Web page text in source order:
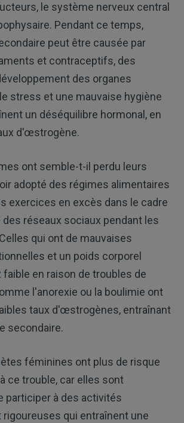
le système nerveux central
Pendant ce temps,
peut être causée par
et contraceptifs, des
des organes
stress et une mauvaise hygiène
un déséquilibre hormonal, en
d'œstrogène.
ont semble-t-il perdu leurs
adopté des régimes alimentaires
exercices en excès dans le cadre
réseaux sociaux pendant les
qui ont de mauvaises
et un poids corporel
en raison de troubles de
l'anorexie ou la boulimie ont
taux d'œstrogènes, entraînant
secondaire.
féminines ont plus de risque
ce trouble, car elles sont
participer à des activités
qui entraînent une